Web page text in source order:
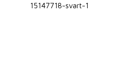
15147718-svart-1